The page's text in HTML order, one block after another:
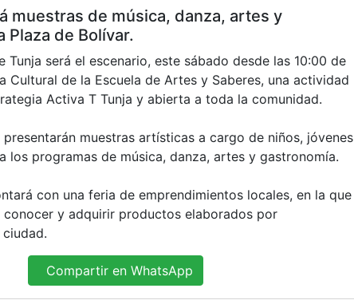
muestras de música, danza, artes y
Plaza de Bolívar.
Tunja será el escenario, este sábado desde las 10:00 de
Cultural de la Escuela de Artes y Saberes, una actividad
Activa T Tunja y abierta a toda la comunidad.
muestras artísticas a cargo de niños, jóvenes
los programas de música, danza, artes y gastronomía.
con una feria de emprendimientos locales, en la que
conocer y adquirir productos elaborados por
Compartir en WhatsApp